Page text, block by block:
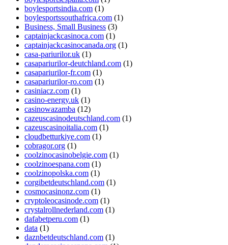
boylesportsindia.com (1)
boylesportssouthafrica.com (1)
Business, Small Business (3)
captainjackcasinoca.com (1)
captainjackcasinocanada.org (1)
casa-pariurilor.uk (1)
casapariurilor-deutchland.com (1)
casapariurilor-fr.com (1)
casapariurilor-ro.com (1)
casiniacz.com (1)
casino-energy.uk (1)
casinowazamba (12)
cazeuscasinodeutschland.com (1)
cazeuscasinoitalia.com (1)
cloudbetturkiye.com (1)
cobragor.org (1)
coolzinocasinobelgie.com (1)
coolzinoespana.com (1)
coolzinopolska.com (1)
corgibetdeutschland.com (1)
cosmocasinonz.com (1)
cryptoleocasinode.com (1)
crystalrollnederland.com (1)
dafabetperu.com (1)
data (1)
daznbetdeutschland.com (1)